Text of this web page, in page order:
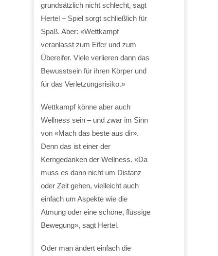
grundsätzlich nicht schlecht, sagt
Hertel – Spiel sorgt schließlich für
Spaß. Aber: «Wettkampf
veranlasst zum Eifer und zum
Übereifer. Viele verlieren dann das
Bewusstsein für ihren Körper und
für das Verletzungsrisiko.»
Wettkampf könne aber auch
Wellness sein – und zwar im Sinn
von «Mach das beste aus dir».
Denn das ist einer der
Kerngedanken der Wellness. «Da
muss es dann nicht um Distanz
oder Zeit gehen, vielleicht auch
einfach um Aspekte wie die
Atmung oder eine schöne, flüssige
Bewegung», sagt Hertel.
Oder man ändert einfach die